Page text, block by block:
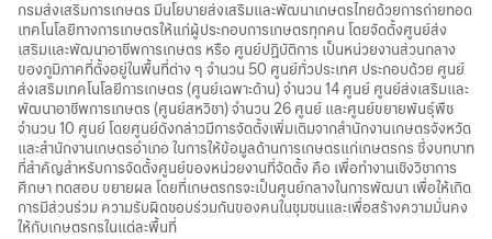
กรมส่งเสริมการเกษตร มีนโยบายส่งเสริมและพัฒนาเกษตรไทยด้วยการถ่ายทอด
เทคโนโลยีทางการเกษตรให้แก่ผู้ประกอบการเกษตรทุกคน โดยจัดตั้งศูนย์ส่ง
เสริมและพัฒนาอาชีพการเกษตร หรือ ศูนย์ปฏิบัติการ เป็นหน่วยงานส่วนกลาง
ของภูมิภาคที่ตั้งอยู่ในพื้นที่ต่าง ๆ จำนวน 50 ศูนย์ทั่วประเทศ ประกอบด้วย ศูนย์
ส่งเสริมเทคโนโลยีการเกษตร (ศูนย์เฉพาะด้าน) จำนวน 14 ศูนย์ ศูนย์ส่งเสริมและ
พัฒนาอาชีพการเกษตร (ศูนย์สหวิชา) จำนวน 26 ศูนย์ และศูนย์ขยายพันธุ์พืช
จำนวน 10 ศูนย์ โดยศูนย์ดังกล่าวมีการจัดตั้งเพิ่มเติมจากสำนักงานเกษตรจังหวัด
และสำนักงานเกษตรอำเภอ ในการให้ข้อมูลด้านการเกษตรแก่เกษตรกร ซึ่งบทบาท
ที่สำคัญสำหรับการจัดตั้งศูนย์ของหน่วยงานที่จัดตั้ง คือ เพื่อทำงานเชิงวิชาการ
ศึกษา ทดสอบ ขยายผล โดยที่เกษตรกรจะเป็นศูนย์กลางในการพัฒนา เพื่อให้เกิด
การมีส่วนร่วม ความรับผิดชอบร่วมกันของคนในชุมชนและเพื่อสร้างความมั่นคง
ให้กับเกษตรกรในแต่ละพื้นที่